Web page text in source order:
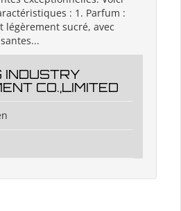
: 1. Parfum :
légèrement sucré, avec
INDUSTRY
CO.,LIMITED